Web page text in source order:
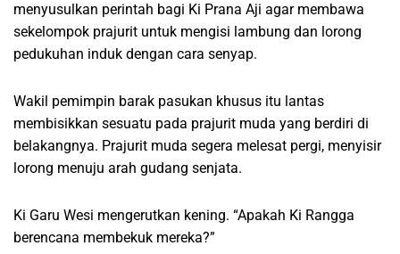
menyusulkan perintah bagi Ki Prana Aji agar membawa
sekelompok prajurit untuk mengisi lambung dan lorong
pedukuhan induk dengan cara senyap.
Wakil pemimpin barak pasukan khusus itu lantas
membisikkan sesuatu pada prajurit muda yang berdiri di
belakangnya. Prajurit muda segera melesat pergi, menyisir
lorong menuju arah gudang senjata.
Ki Garu Wesi mengerutkan kening. “Apakah Ki Rangga
berencana membekuk mereka?”